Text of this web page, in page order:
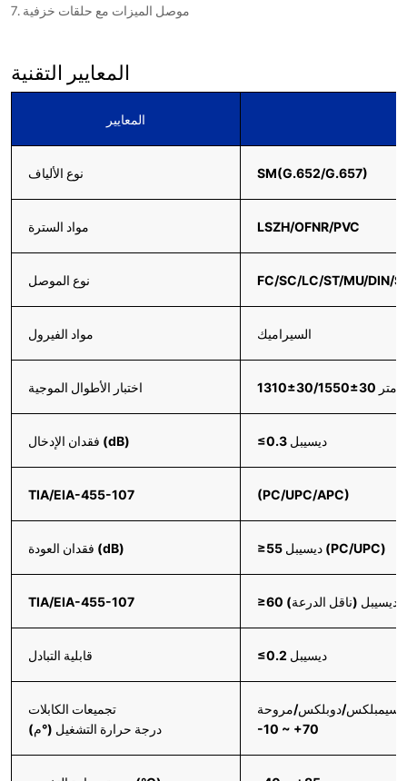
7. موصل الميزات مع حلقات خزفية
المعايير التقنية
المعايير
نوع الألياف SM(G.652/G.657)
مواد السترة LSZH/OFNR/PVC
نوع الموصل FC/SC/LC/ST/MU/DIN/
مواد الفيرول السيراميك
اختبار الأطوال الموجية
فقدان الإدخال (dB) ≤0.3 ديسيبل
TIA/EIA-455-107 (PC/UPC/APC)
فقدان العودة (dB) ≥55 ديسيبل (PC/UPC)
TIA/EIA-455-107 ≥60 ديسيبل (ناقل الدرعة)
قابلية التبادل ≤0.2 ديسيبل
تجميعات الكابلات
درجة حرارة التشغيل (°م)
سيمبلكس/دوبلكس/مروحة
-10 ~ +70